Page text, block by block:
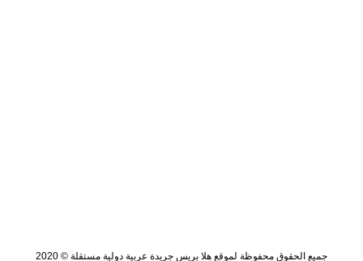
جميع الحقوق محفوظة لموقع هلا بريس جريدة عربية دولية مستقلة © 2020